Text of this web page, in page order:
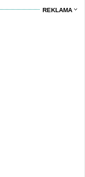
REKLAMA